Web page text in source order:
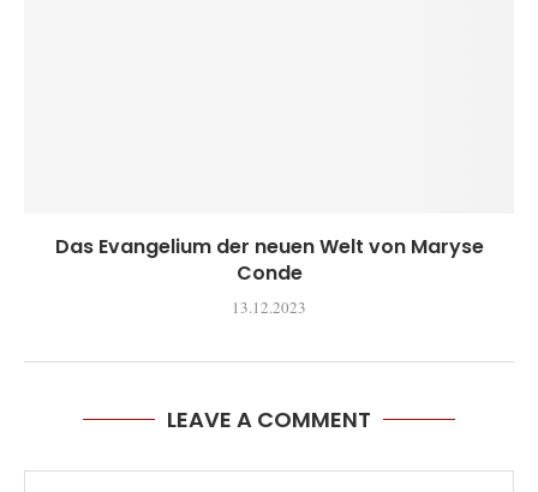
Das Evangelium der neuen Welt von Maryse
Conde
13.12.2023
LEAVE A COMMENT